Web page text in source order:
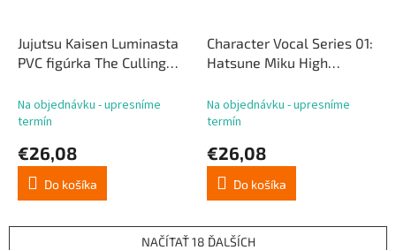
Jujutsu Kaisen Luminasta
PVC figúrka The Culling
cm
Na objednávku - upresníme
termín
€26,08
Do košíka
Character Vocal Series 01:
Hatsune Miku High
Hatsune Miku Sapphire
Christmas Ver. 21 cm
Na objednávku - upresníme
termín
€26,08
Do košíka
NAČÍTAŤ 18 ĎALŠÍCH